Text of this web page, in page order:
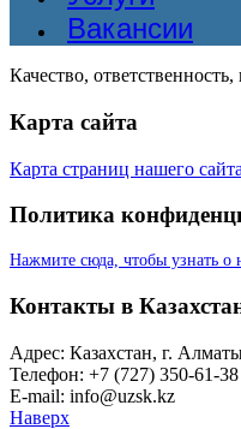
Вакансии
Качество,
Карта сайта
Карта страниц нашего сайта
Политика
Нажмите сюда, чтобы узнать о
Контакты в
Адрес: Казахстан, г.
Телефон: +7 (727) 350-61-38
E-mail: info@uzsk.kz
Наверх